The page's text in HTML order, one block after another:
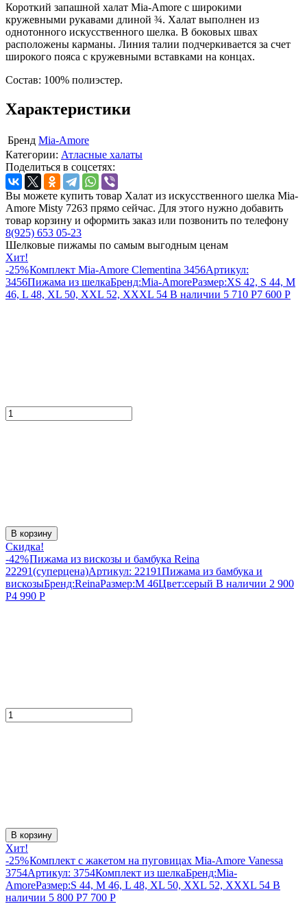
Короткий запашной халат Mia-Amore с широкими
кружевными рукавами длиной ¾. Халат выполнен из
однотонного искусственного шелка. В боковых швах
расположены карманы. Линия талии подчеркивается за счет
широкого пояса с кружевными вставками на концах.
Состав: 100% полиэстер.
Характеристики
Бренд Mia-Amore
Категории: Атласные халаты
Поделиться в соцсетях:
Вы можете купить товар Халат из искусственного шелка Mia-
Amore Misty 7263 прямо сейчас. Для этого нужно добавить
товар корзину и оформить заказ или позвонить по телефону
8(925) 653 05-23
Шелковые пижамы по самым выгодным ценам
Хит!
-25%Комплект Mia-Amore Clementina 3456Артикул:
3456Пижама из шелкаБренд:Mia-AmoreРазмер:XS 42, S 44, M
46, L 48, XL 50, XXL 52, XXXL 54 В наличии 5 710 Р7 600 Р
В корзину
Скидка!
-42%Пижама из вискозы и бамбука Reina
22291(суперцена)Артикул: 22191Пижама из бамбука и
вискозыБренд:ReinaРазмер:M 46Цвет:серый В наличии 2 900
Р4 990 Р
В корзину
Хит!
-25%Комплект с жакетом на пуговицах Mia-Amore Vanessa
3754Артикул: 3754Комплект из шелкаБренд:Mia-
AmoreРазмер:S 44, M 46, L 48, XL 50, XXL 52, XXXL 54 В
наличии 5 800 Р7 700 Р